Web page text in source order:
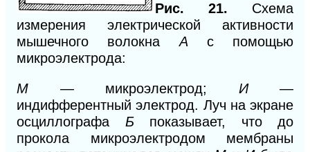
Рис. 21. Схема
измерения электрической активности
мышечного волокнаА с помощью
микроэлектрода:
М — микроэлектрод; И —
индифферентный электрод. Луч на экране
осциллографа Б показывает, что до
прокола микроэлектродом мембраны